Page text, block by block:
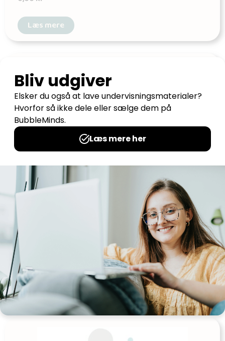
Læs mere
Kærlighed i luften – Matching spil
Udgives af: Michelles Kreative Univers
0,00
Læs mere